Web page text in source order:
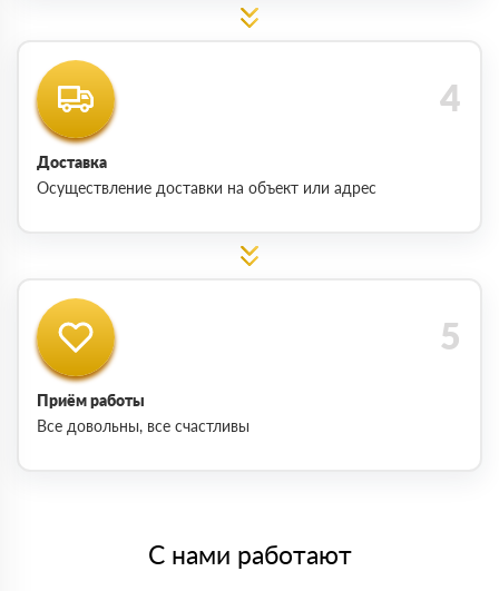
Доставка
Осуществление доставки на объект или адрес
Приём работы
Все довольны, все счастливы
С нами работают